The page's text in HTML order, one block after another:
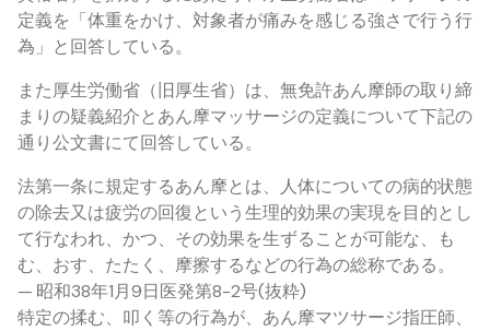
定義を「体重をかけ、対象者が痛みを感じる強さで行う行
為」と回答している。
また厚生労働省（旧厚生省）は、無免許あん摩師の取り締
まりの疑義紹介とあん摩マッサージの定義について下記の
通り公文書にて回答している。
法第一条に規定するあん摩とは、人体についての病的状態
の除去又は疲労の回復という生理的効果の実現を目的とし
て行なわれ、かつ、その効果を生ずることが可能な、も
む、おす、たたく、摩擦するなどの行為の総称である。
— 昭和38年1月9日医発第8-2号(抜粋)
特定の揉む、叩く等の行為が、あん摩マツサージ指圧師、